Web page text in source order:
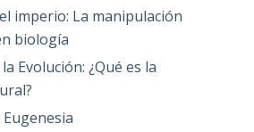
imperio: La manipulación
biología
Evolución: ¿Qué es la